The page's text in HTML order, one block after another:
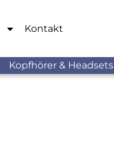
Kontakt
Kopfhörer & Headsets